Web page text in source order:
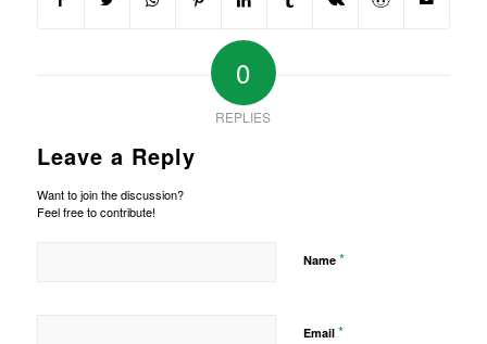
0
REPLIES
Leave a Reply
Want to join the discussion?
Feel free to contribute!
Name *
Email *